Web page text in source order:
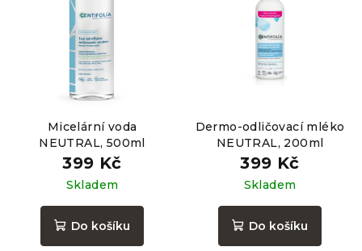
Micelární voda
NEUTRAL, 500ml
399 Kč
Skladem
Do košíku
Dermo-odličovací mléko
NEUTRAL, 200ml
399 Kč
Skladem
Do košíku